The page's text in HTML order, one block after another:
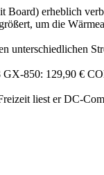
erheblich
um die
850: 129,90 €
liest er DC-